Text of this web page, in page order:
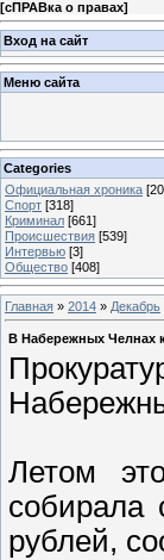
[сПРАВка о правах]
Вход на сайт
Меню сайта
Categories
Официальная хроника
Спорт [318]
Криминал [661]
Происшествия [539]
Интервью [3]
Общество [408]
Главная » 2014 » Декабрь
В Набережных Челнах
Летом
собирала
рублей,